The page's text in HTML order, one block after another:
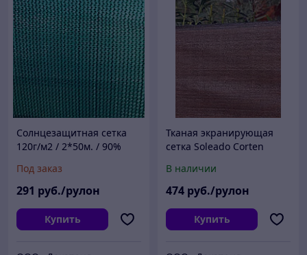
Солнцезащитная сетка
120г/м2 / 2*50м. / 90%
Под заказ
291 руб./рулон
Купить
Тканая экранирующая
сетка Soleado Corten
Италия.
В наличии
474 руб./рулон
Купить